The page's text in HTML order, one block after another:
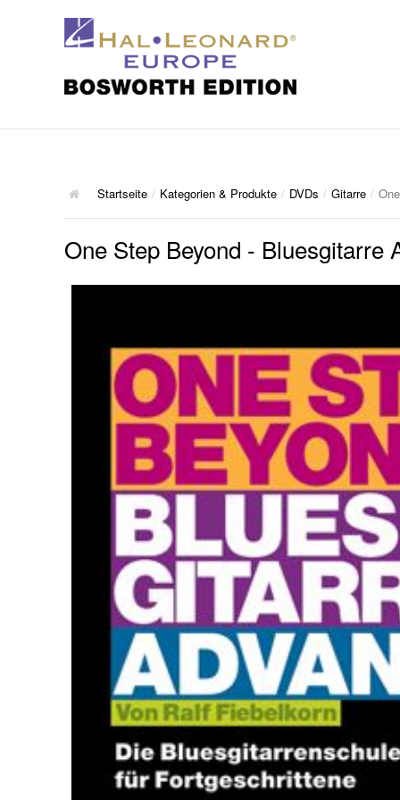
Startseite / Kategorien & Produkte / DVDs / Gitarre /
One Step Beyond - Bluesgitarre